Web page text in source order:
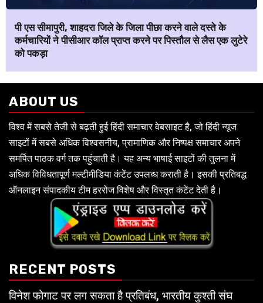
पी एस सीमापुरी, शाहदरा जिले के जिला पीछा करने वाले दस्ते के
कर्मचारियों ने पीसीआर कॉल प्राप्त करने पर पिस्तौल से लैस एक लुटेरे
को पकड़ा
ABOUT US
विश्व में सबसे तेजी से बढ़ती हुई हिंदी समाचार वेबसाइट है, जो हिंदी न्यूज
साइटों में सबसे अधिक विश्वसनीय, प्रामाणिक और निष्पक्ष समाचार अपने
समर्पित पाठक वर्ग तक पहुंचाती है। यह अन्य भाषाई साइटों की तुलना में
अधिक विविधतापूर्ण मल्टीमीडिया कंटेंट उपलब्ध कराती है। इसकी प्रतिबद्ध
ऑनलाइन संपादकीय टीम हररोज विशेष और विस्तृत कंटेंट देती है।
RECENT POSTS
विनेश फोगाट पर लग सकता है प्रतिबंध, भारतीय कुश्ती संघ